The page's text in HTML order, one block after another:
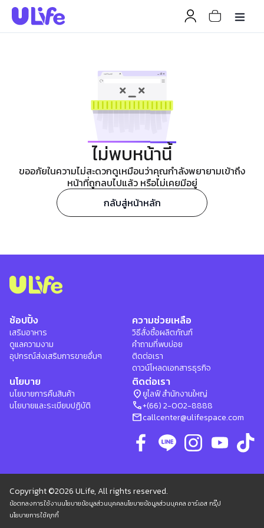
ไม่พบหน้านี้
ขออภัยในความไม่สะดวกดูเหมือนว่าคุณกำลังพยายามเข้าถึง
หน้าที่ถูกลบไปแล้ว หรือไม่เคยมีอยู่
กลับสู่หน้าหลัก
ช้อปปิ้ง
เสริมอาหาร
ดูแลความงาม
อุปกรณ์ส่งเสริมการขายอื่นๆ
ความช่วยเหลือ
วิธีสั่งซื้อผลิตภัณฑ์
คำถามที่พบบ่อย
ติดต่อเรา
ดาวน์โหลดเอกสารธุรกิจ
นโยบาย
นโยบายการคืนสินค้า
นโยบายและระเบียบปฏิบัติ
ติดต่อเรา
location_onยูไลฟ์ สำนักงานใหญ่
phone+(66) 2-002-8888
mailcallcenter@ulifespace.com
Copyright ©2026 ULife, All rights reserved.
ข้อตกลงการใช้งานนโยบายข้อมูลส่วนบุคคลนโยบายข้อมูลส่วนบุคคล อาร์เอส กรุ๊ป
นโยบายการใช้คุกกี้